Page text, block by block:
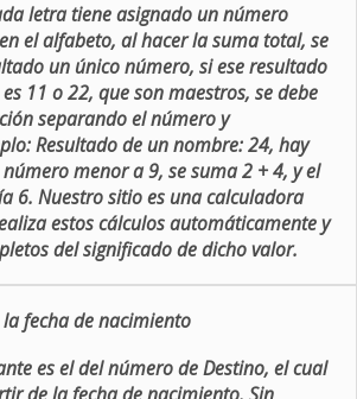
letra tiene asignado un número
el alfabeto, al hacer la suma total, se
un único número, si ese resultado
11 o 22, que son maestros, se debe
separando el número y
Resultado de un nombre: 24, hay
menor a 9, se suma 2 + 4, y el
6. Nuestro sitio es una calculadora
estos cálculos automáticamente y
del significado de dicho valor.
fecha de nacimiento
es el del número de Destino, el cual